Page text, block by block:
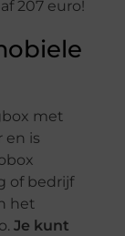
207 euro!
met
en is
of bedrijf
het
Je kunt